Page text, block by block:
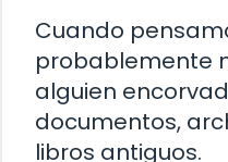
Cuando
probablemente
alguien
documentos,
libros antiguos.